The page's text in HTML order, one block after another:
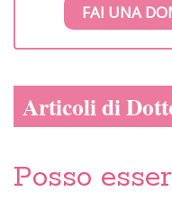
FAI UNA
Articoli di
Posso